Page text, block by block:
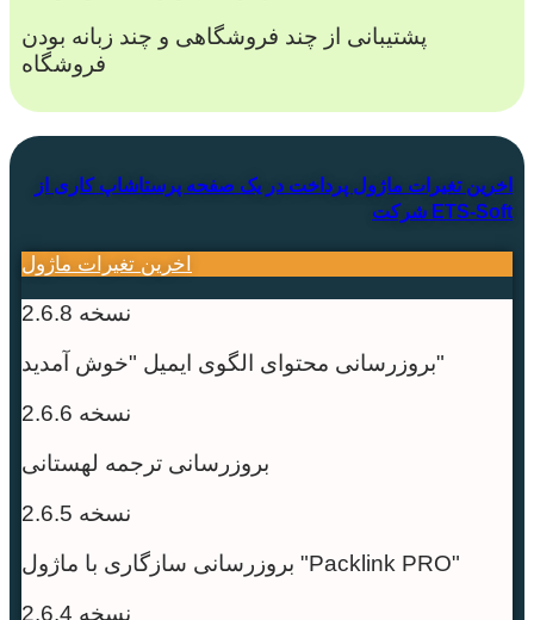
پشتیبانی از چند فروشگاهی و چند زبانه بودن
فروشگاه
اخرین تغیرات ماژول پرداخت در یک صفحه پرستاشاپ کاری از
شرکت ETS-Soft
اخرین تغیرات ماژول
نسخه 2.6.8
بروزرسانی محتوای الگوی ایمیل "خوش آمدید"
نسخه 2.6.6
بروزرسانی ترجمه لهستانی
نسخه 2.6.5
بروزرسانی سازگاری با ماژول "Packlink PRO"
نسخه 2.6.4